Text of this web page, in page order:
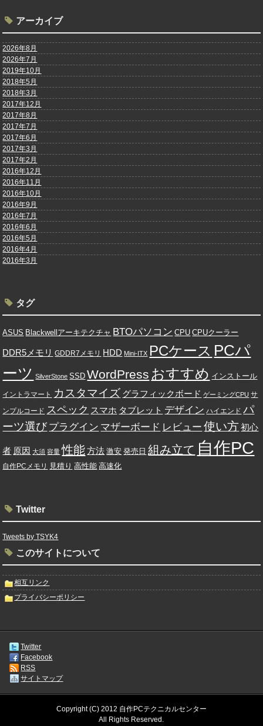
アーカイブ
2026年8月
2026年7月
2019年10月
2018年5月
2018年3月
2017年12月
2017年8月
2017年7月
2017年6月
2017年3月
2017年2月
2016年12月
2016年11月
2016年10月
2016年9月
2016年7月
2016年6月
2016年5月
2016年4月
2016年3月
タグ
ASUS Blackwellアーキテクチャ BTOパソコン CPU CPUクーラー
DDR5メモリ GDDR7メモリ HDD Mini-ITX PCケース PCパ
ーツ SilverStone SSD WordPress おすすめ インストール
イントラマート カスタマイズ グラフィックボード ゲーミングCPU サ
ンプルコード スペック スマホ タブレット デザイン ハイエンド パ
ーツ選びプラグイン マザーボード レビュー 使い方 初心
者 原因 大須 容量 性能 方法 激安 発売日 組み立て 自作PC
自作PCメモリ 見積り 高性能 高速化
Twitter
Tweets by TSYK4
このサイトについて
相互リンク
プライバシーポリシー
Twitter
Facebook
RSS
サイトマップ
Copyright (C) 2012 自作PCテクニカルセンター
All Rights Reserved.